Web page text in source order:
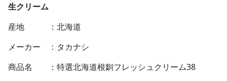
生クリーム
産地 ：北海道
メーカー ：タカナシ
商品名 ：特選北海道根釧フレッシュクリーム38